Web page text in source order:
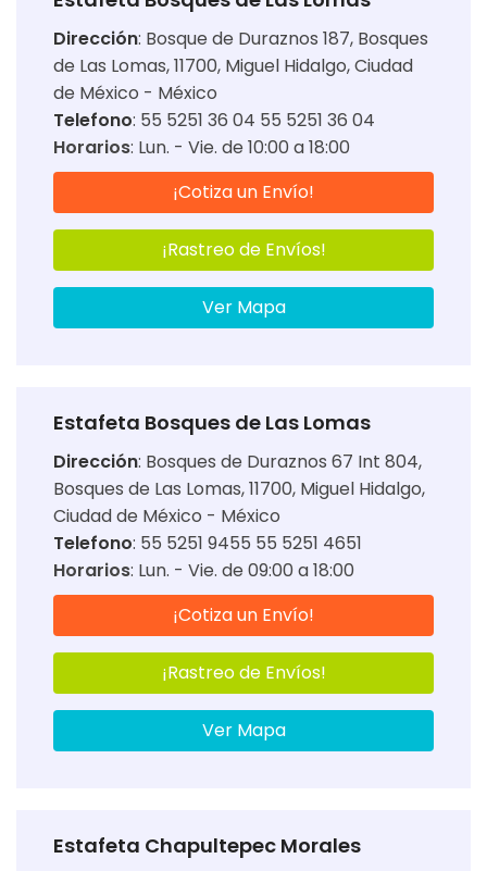
Dirección: Bosque de Duraznos 187, Bosques
de Las Lomas, 11700, Miguel Hidalgo, Ciudad
de México - México
Telefono: 55 5251 36 04 55 5251 36 04
Horarios: Lun. - Vie. de 10:00 a 18:00
¡Cotiza un Envío!
¡Rastreo de Envíos!
Ver Mapa
Estafeta Bosques de Las Lomas
Dirección: Bosques de Duraznos 67 Int 804,
Bosques de Las Lomas, 11700, Miguel Hidalgo,
Ciudad de México - México
Telefono: 55 5251 9455 55 5251 4651
Horarios: Lun. - Vie. de 09:00 a 18:00
¡Cotiza un Envío!
¡Rastreo de Envíos!
Ver Mapa
Estafeta Chapultepec Morales